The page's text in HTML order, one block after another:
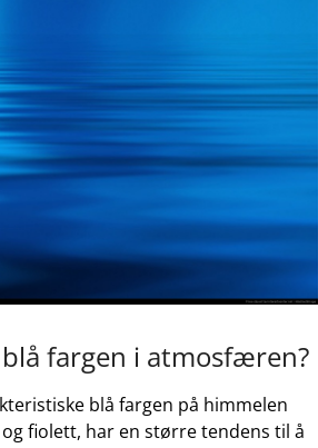
fargen i ⁣atmosfæren?
​blå fargen på‌ himmelen
fiolett, ⁣har⁣ en større tendens til å